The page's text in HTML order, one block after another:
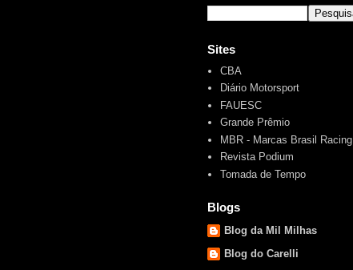
Sites
CBA
Diário Motorsport
FAUESC
Grande Prêmio
MBR - Marcas Brasil Racing
Revista Podium
Tomada de Tempo
Blogs
Blog da Mil Milhas
Blog do Carelli